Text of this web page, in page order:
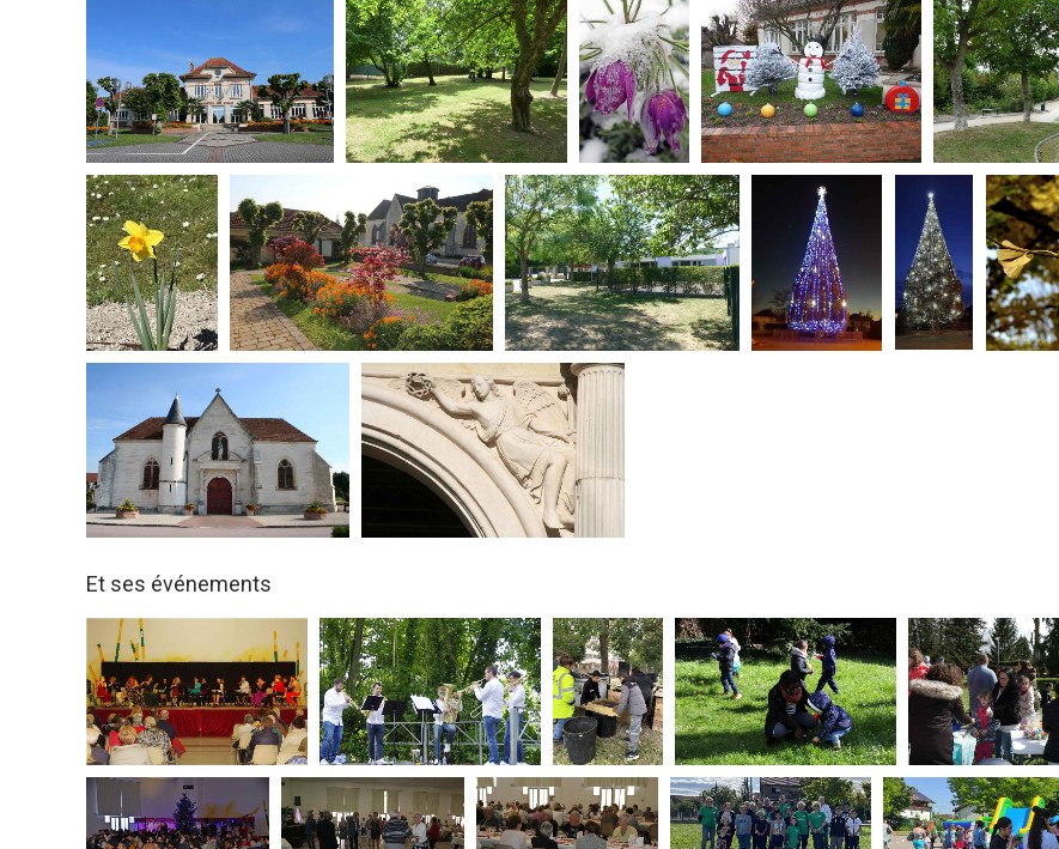
Et ses événements